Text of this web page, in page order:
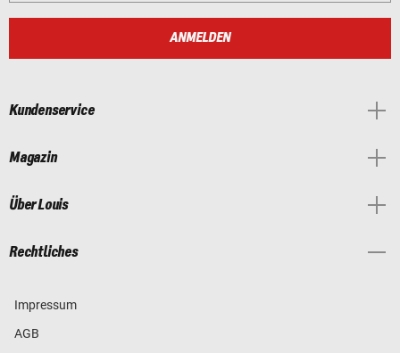
ANMELDEN
Kundenservice
Magazin
Über Louis
Rechtliches
Impressum
AGB